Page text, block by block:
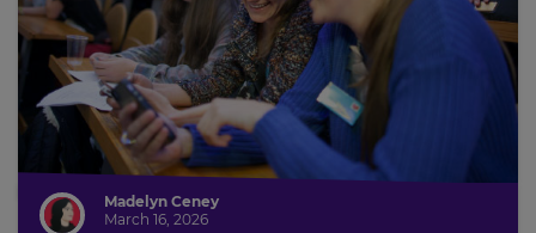
Madelyn Ceney
March 16, 2026